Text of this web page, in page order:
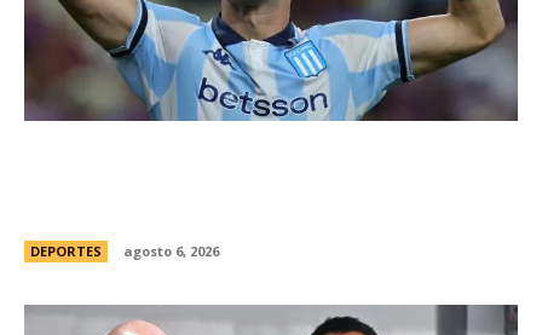
DEPORTES agosto 6, 2026